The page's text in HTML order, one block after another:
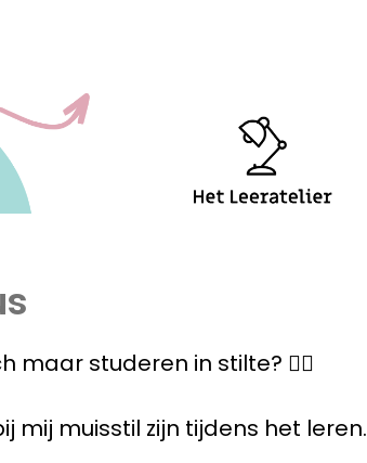
maar studeren in stilte? 🤷‍♀️
mij muisstil zijn tijdens het leren.